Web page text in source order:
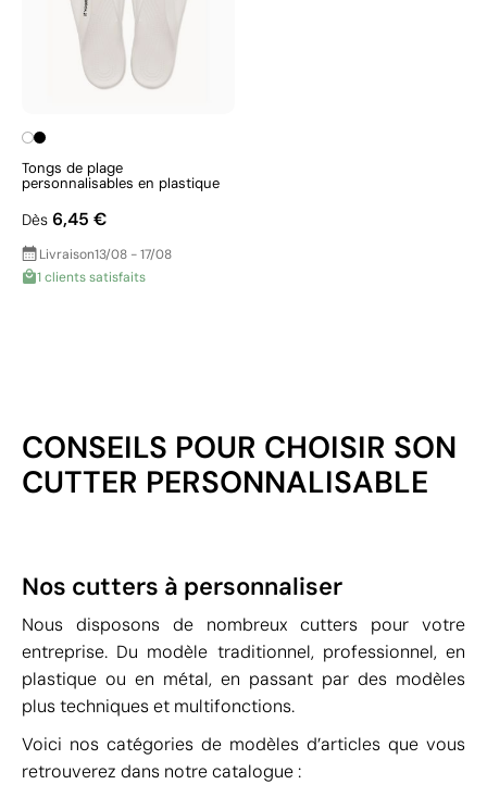
Tongs de plage
personnalisables en plastique
Dès 6,45 €
Livraison13/08 - 17/08
1 clients satisfaits
CONSEILS POUR CHOISIR SON
CUTTER PERSONNALISABLE
Nos cutters à personnaliser
Nous disposons de nombreux cutters pour votre
entreprise. Du modèle traditionnel, professionnel, en
plastique ou en métal, en passant par des modèles
plus techniques et multifonctions.
Voici nos catégories de modèles d’articles que vous
retrouverez dans notre catalogue :